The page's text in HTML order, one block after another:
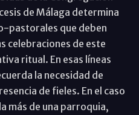
de Málaga determina
pastorales que deben
celebraciones de este
ritual. En esas líneas
la necesidad de
de fieles. En el caso
más de una parroquia,